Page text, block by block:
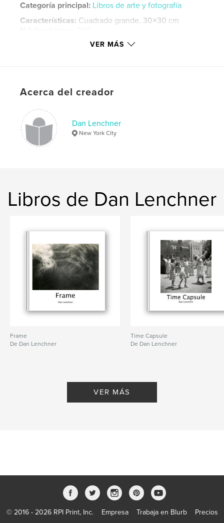
Categoría principal: Libros de arte y fotografía
Características: Cuadrado grande, 30×30 cm
Fecha de publicación:nov. 27, 2016
Vernacular Photography , Art
Nudes
VER MÁS
Acerca del creador
Dan Lenchner
New York City
Libros de Dan Lenchner
Frame
De Dan Lenchner
Time Capsule
De Dan Lenchner
VER MÁS
© 2016 - 2026 RPI Print, Inc. Empresa Trabaja en Blurb Precios